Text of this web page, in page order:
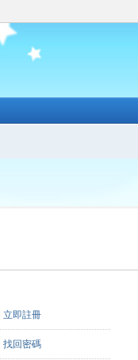
立即註冊
找回密碼